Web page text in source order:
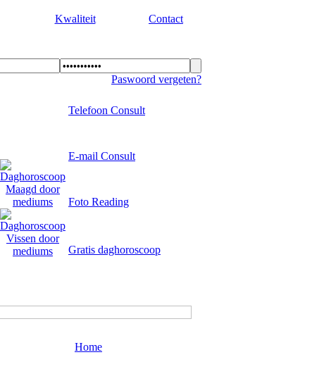
Kwaliteit Contact
Paswoord vergeten?
Telefoon Consult
E-mail Consult
Foto Reading
Gratis daghoroscoop
Home